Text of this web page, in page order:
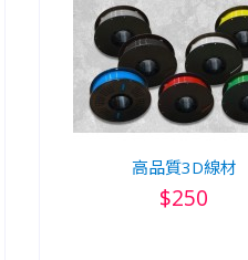
高品質3D線材
$250